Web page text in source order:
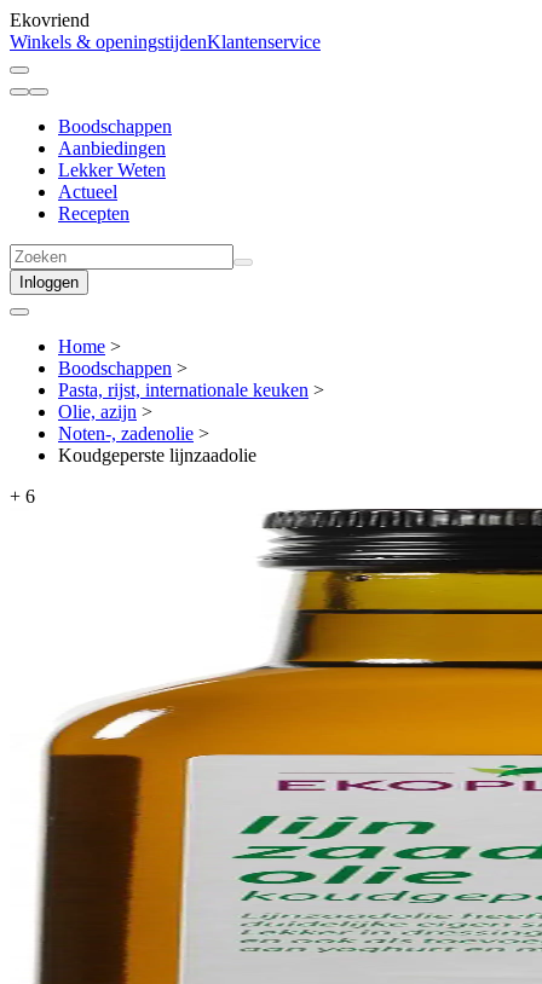
Ekovriend
Winkels & openingstijdenKlantenservice
Boodschappen
Aanbiedingen
Lekker Weten
Actueel
Recepten
Inloggen
Home >
Boodschappen >
Pasta, rijst, internationale keuken >
Olie, azijn >
Noten-, zadenolie >
Koudgeperste lijnzaadolie
+ 6